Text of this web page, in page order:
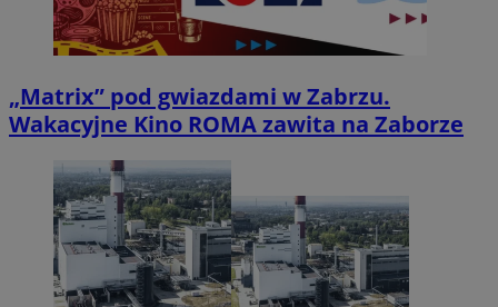
„Matrix” pod gwiazdami w Zabrzu.
Wakacyjne Kino ROMA zawita na Zaborze